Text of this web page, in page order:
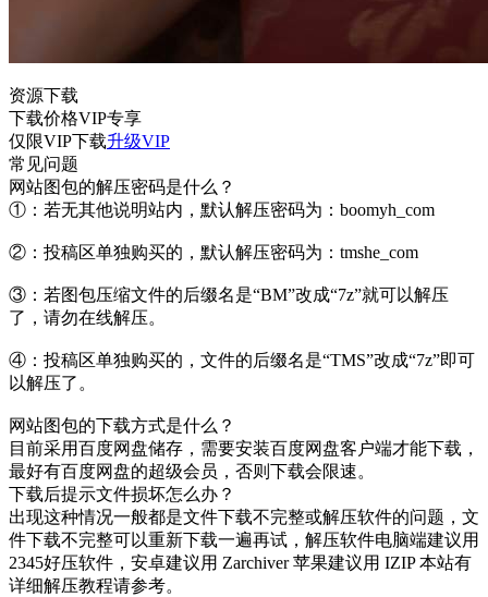
资源下载
下载价格VIP专享
仅限VIP下载升级VIP
常见问题
网站图包的解压密码是什么？
①：若无其他说明站内，默认解压密码为：boomyh_com
②：投稿区单独购买的，默认解压密码为：tmshe_com
③：若图包压缩文件的后缀名是“BM”改成“7z”就可以解压
了，请勿在线解压。
④：投稿区单独购买的，文件的后缀名是“TMS”改成“7z”即可
以解压了。
网站图包的下载方式是什么？
目前采用百度网盘储存，需要安装百度网盘客户端才能下载，
最好有百度网盘的超级会员，否则下载会限速。
下载后提示文件损坏怎么办？
出现这种情况一般都是文件下载不完整或解压软件的问题，文
件下载不完整可以重新下载一遍再试，解压软件电脑端建议用
2345好压软件，安卓建议用 Zarchiver 苹果建议用 IZIP 本站有
详细解压教程请参考。